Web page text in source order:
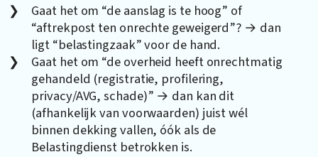
Gaat het om “de aanslag is te hoog” of
“aftrekpost ten onrechte geweigerd”? → dan
ligt “belastingzaak” voor de hand.
Gaat het om “de overheid heeft onrechtmatig
gehandeld (registratie, profilering,
privacy/AVG, schade)” → dan kan dit
(afhankelijk van voorwaarden) juist wél
binnen dekking vallen, óók als de
Belastingdienst betrokken is.